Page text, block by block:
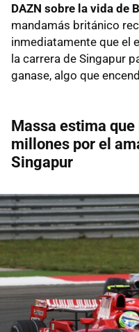
DAZN sobre la vida de
mandamás británico
inmediatamente que el
la carrera de Singapur
ganase, algo que
Massa estima
millones por el
Singapur